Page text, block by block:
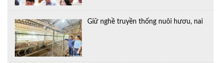
Giữ nghề truyền thống nuôi hươu, nai